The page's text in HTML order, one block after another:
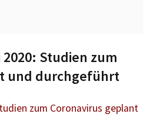
Studien zum
und durchgeführt
zum Coronavirus geplant